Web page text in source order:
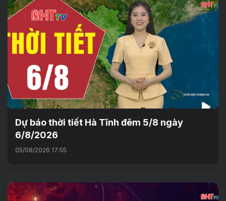
Dự báo thời tiết Hà Tĩnh đêm 5/8 ngày
6/8/2026
05/08/2026 17:55